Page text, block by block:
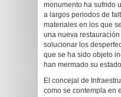
monumento ha sufrido
a largos periodos de
materiales en los que
una nueva
solucionar los
que se ha sido objeto
han mermado su
El concejal de
como se contempla en